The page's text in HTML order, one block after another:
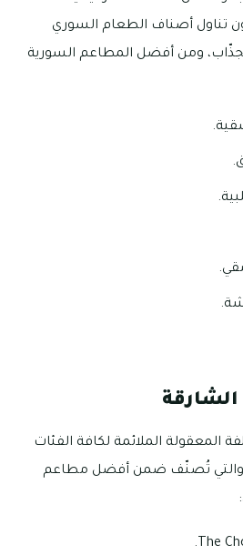
تناول أصناف الطعام السوري
ومن أفضل المطاعم السورية
المعقولة الملائمة لكافة الفئات
والتي تُصنّف ضمن أفضل مطاعم